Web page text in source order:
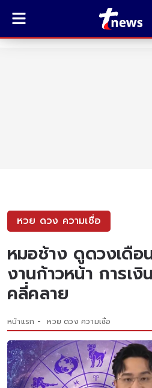
หวย ดวง ความเชื่อ
หมอช้าง ดูดวงเดือ
งานก้าวหน้า การเ
คลี่คลาย
หน้าแรก หวย ดวง ความเชื่อ